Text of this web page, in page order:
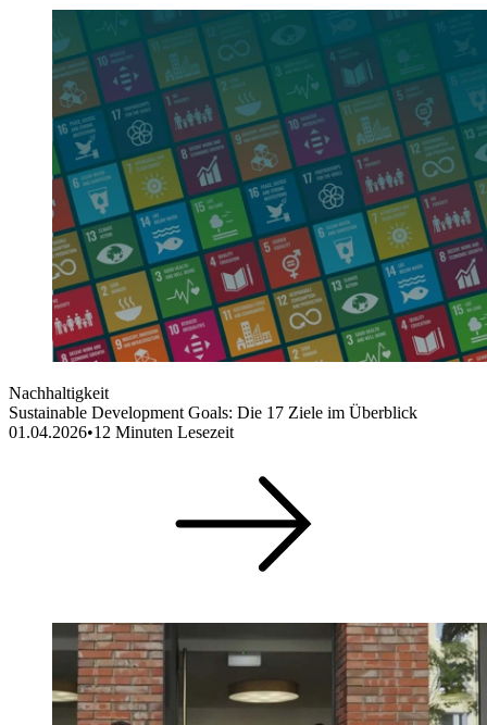
Nachhaltigkeit
Sustainable Development Goals: Die 17 Ziele im Überblick
01.04.2026•12 Minuten Lesezeit